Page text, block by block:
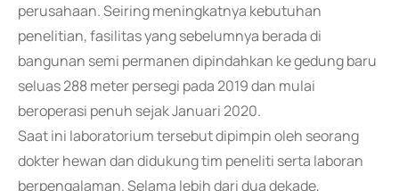
perusahaan. Seiring meningkatnya kebutuhan
penelitian, fasilitas yang sebelumnya berada di
bangunan semi permanen dipindahkan ke gedung baru
seluas 288 meter persegi pada 2019 dan mulai
beroperasi penuh sejak Januari 2020.
Saat ini laboratorium tersebut dipimpin oleh seorang
dokter hewan dan didukung tim peneliti serta laboran
berpengalaman. Selama lebih dari dua dekade,